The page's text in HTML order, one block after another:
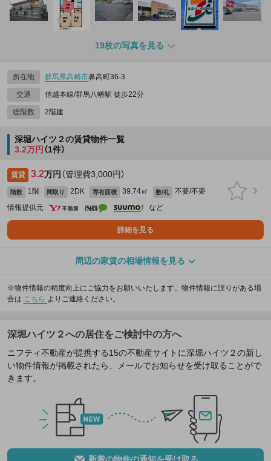
19枚の写真を見る
所在地 群馬県高崎市鼻高町36‐3
交通 信越本線/群馬八幡駅 徒歩22分
総階数 2階建
深堀ハイツ２の賃貸物件一覧
3.2万円 （1件）
賃貸 3.2万円 （管理費3,000円）
階数 1階 間取り 2DK 専有面積 39.74㎡ 敷/礼
不要/不要
情報提供元
など
詳細を見る
周辺の家賃の相場情報を見る
※物件情報の精度向上にご協力をお願いいたします。物件情報に誤りがある場
合は こちら よりご連絡ください。
深堀ハイツ２への居住をご検討中の方へ
ニフティ不動産が提携する15の不動産サイトに深堀ハイツ２の新し
い物件情報が掲載されたら、メールでお知らせを受け取ることがで
きます。